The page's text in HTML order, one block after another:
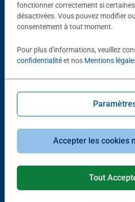
Choix populaires
D'autres personnes
lettres
®
fonctionner correctement si
désactivées. Vous pouvez modifier
consentement à tout moment.
Pour plus d'informations, veuillez
confidentialitéet nos Mentions
Accepter les cookies
Tout